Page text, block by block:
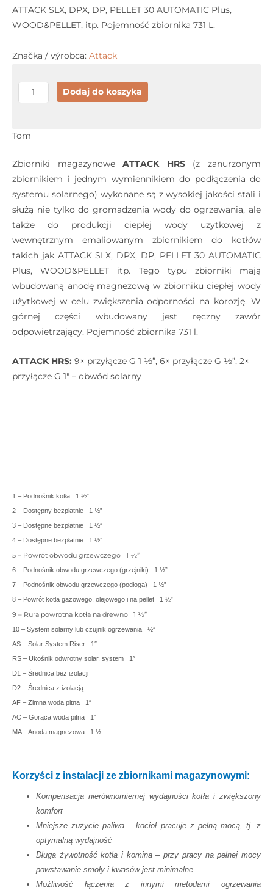
ATTACK SLX, DPX, DP, PELLET 30 AUTOMATIC Plus,
WOOD&PELLET, itp. Pojemność zbiornika 731 L.
Značka / výrobca: Attack
ilość
Attack
1000K
Dodaj do koszyka
Tom
Zbiorniki magazynoweATTACK HRS(z zanurzonym
zbiornikiem i jednym wymiennikiem do podłączenia do
systemu solarnego) wykonane są z wysokiej jakości stali i
służą nie tylko do gromadzenia wody do ogrzewania, ale
także do produkcji ciepłej wody użytkowej z
wewnętrznym emaliowanym zbiornikiem do kotłów
takich jak ATTACK SLX, DPX, DP, PELLET 30 AUTOMATIC
Plus, WOOD&PELLET itp. Tego typu zbiorniki mają
wbudowaną anodę magnezową w zbiorniku ciepłej wody
użytkowej w celu zwiększenia odporności na korozję. W
górnej części wbudowany jest ręczny zawór
odpowietrzający. Pojemność zbiornika 731 l.
ATTACK HRS: 9× przyłącze G 1 ½”, 6× przyłącze G ½”, 2×
przyłącze G 1″ – obwód solarny
1 – Podnośnik kotła
1 ½”
2 – Dostępny bezpłatnie
1 ½”
3 – Dostępne bezpłatnie
1 ½”
4 – Dostępne bezpłatnie
1 ½”
5 – Powrót obwodu grzewczego 1 ½”
6 – Podnośnik obwodu grzewczego (grzejniki)
1 ½”
7 – Podnośnik obwodu grzewczego (podłoga)
1 ½”
8 – Powrót kotła gazowego, olejowego i na pellet
1 ½”
9 – Rura powrotna kotła na drewno 1 ½”
10 – System solarny lub czujnik ogrzewania
½”
AS – Solar System Riser
1″
RS – Ukośnik odwrotny solar. system
1″
D1 – Średnica bez izolacji
D2 – Średnica z izolacją
AF – Zimna woda pitna
1″
AC – Gorąca woda pitna
1″
MA – Anoda magnezowa
1 ½
Korzyści z instalacji ze zbiornikami magazynowymi:
Kompensacja nierównomiernej wydajności kotła i zwiększony
komfort
Mniejsze zużycie paliwa – kocioł pracuje z pełną mocą, tj. z
optymalną wydajność
Długa żywotność kotła i komina – przy pracy na pełnej mocy
powstawanie smoły i kwasów jest minimalne
Możliwość łączenia z innymi metodami ogrzewania